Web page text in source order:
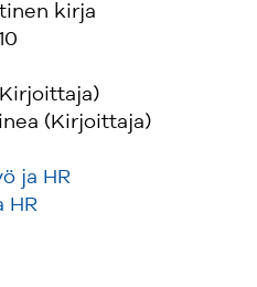
kirja
(Kirjoittaja)
ja HR
HR